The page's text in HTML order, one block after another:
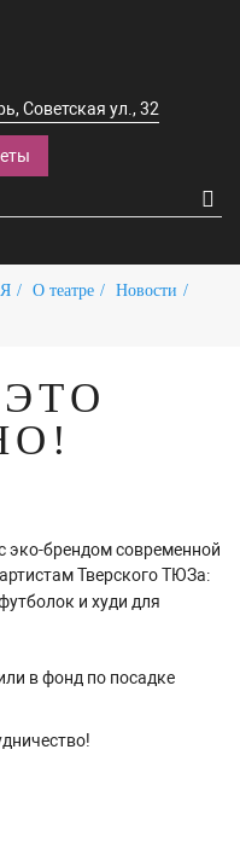
Советская ул., 32
О театре
Новости
эко-брендом современной
Тверского ТЮЗа:
и худи для
в фонд по посадке